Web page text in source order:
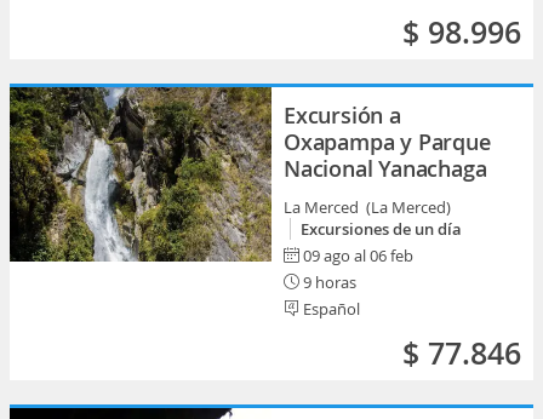
$ 98.996
Excursión a
Oxapampa y Parque
Nacional Yanachaga
La Merced (La Merced)
Excursiones de un día
09 ago al 06 feb
9 horas
Español
$ 77.846